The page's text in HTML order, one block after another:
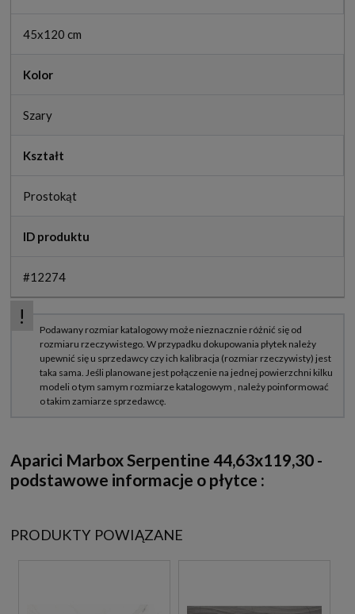
45x120 cm
Kolor
Szary
Kształt
Prostokąt
ID produktu
#12274
Aparici Marbox Serpentine 44,63x119,30 -
podstawowe informacje o płytce :
PRODUKTY POWIĄZANE